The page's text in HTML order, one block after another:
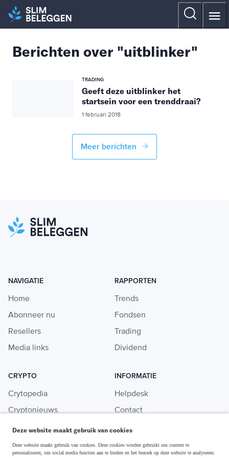
Berichten over "uitblinker"
TRADING
Geeft deze uitblinker het
startsein voor een trenddraai?
1 februari 2018
Meer berichten
NAVIGATIE
Home
Abonneer nu
Resellers
Media links
RAPPORTEN
Trends
Fondsen
Trading
Dividend
CRYPTO
Crytopedia
Cryptonieuws
Crypto koopgids
Investeren in crypto
INFORMATIE
Helpdesk
Contact
Adverteren
Deze website maakt gebruik van cookies
Deze website maakt gebruik van cookies. Deze cookies worden gebruikt om content te
personaliseren, om social media functies aan te bieden en het bezoek op deze website te analyseren.